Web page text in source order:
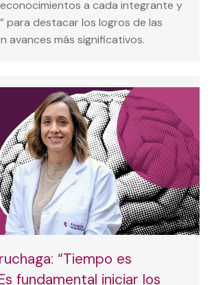
a cada integrante y
para destacar los logros de las
avances más significativos.
“Tiempo es
fundamental iniciar los